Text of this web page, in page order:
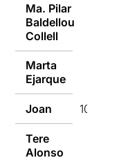
Ma. Pilar
Baldellou
Collell
Marta
Ejarque
Joan 10/01/2017
Tere
Alonso